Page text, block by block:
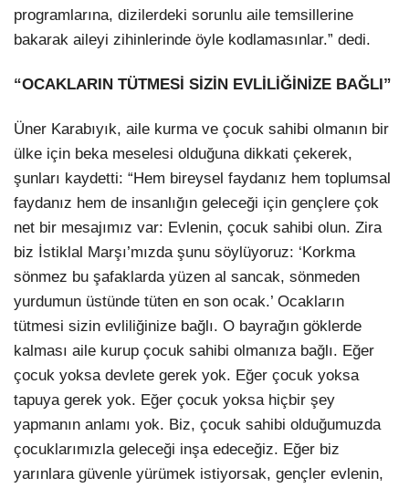
programlarına, dizilerdeki sorunlu aile temsillerine
bakarak aileyi zihinlerinde öyle kodlamasınlar.” dedi.
“OCAKLARIN TÜTMESİ SİZİN EVLİLİĞİNİZE BAĞLI”
Üner Karabıyık, aile kurma ve çocuk sahibi olmanın bir
ülke için beka meselesi olduğuna dikkati çekerek,
şunları kaydetti: “Hem bireysel faydanız hem toplumsal
faydanız hem de insanlığın geleceği için gençlere çok
net bir mesajımız var: Evlenin, çocuk sahibi olun. Zira
biz İstiklal Marşı’mızda şunu söylüyoruz: ‘Korkma
sönmez bu şafaklarda yüzen al sancak, sönmeden
yurdumun üstünde tüten en son ocak.’ Ocakların
tütmesi sizin evliliğinize bağlı. O bayrağın göklerde
kalması aile kurup çocuk sahibi olmanıza bağlı. Eğer
çocuk yoksa devlete gerek yok. Eğer çocuk yoksa
tapuya gerek yok. Eğer çocuk yoksa hiçbir şey
yapmanın anlamı yok. Biz, çocuk sahibi olduğumuzda
çocuklarımızla geleceği inşa edeceğiz. Eğer biz
yarınlara güvenle yürümek istiyorsak, gençler evlenin,